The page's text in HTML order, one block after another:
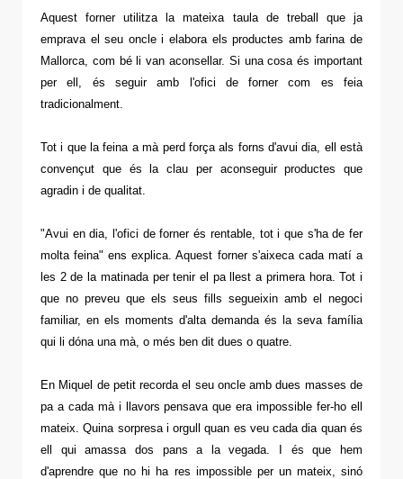
Aquest forner utilitza la mateixa taula de treball que ja
emprava el seu oncle i elabora els productes amb farina de
Mallorca, com bé li van aconsellar. Si una cosa és important
per ell, és seguir amb l'ofici de forner com es feia
tradicionalment.
Tot i que la feina a mà perd força als forns d'avui dia, ell està
convençut que és la clau per aconseguir productes que
agradin i de qualitat.
"Avui en dia, l'ofici de forner és rentable, tot i que s'ha de fer
molta feina" ens explica. Aquest forner s'aixeca cada matí a
les 2 de la matinada per tenir el pa llest a primera hora. Tot i
que no preveu que els seus fills segueixin amb el negoci
familiar, en els moments d'alta demanda és la seva família
qui li dóna una mà, o més ben dit dues o quatre.
En Miquel de petit recorda el seu oncle amb dues masses de
pa a cada mà i llavors pensava que era impossible fer-ho ell
mateix. Quina sorpresa i orgull quan es veu cada dia quan és
ell qui amassa dos pans a la vegada. I és que hem
d'aprendre que no hi ha res impossible per un mateix, sinó